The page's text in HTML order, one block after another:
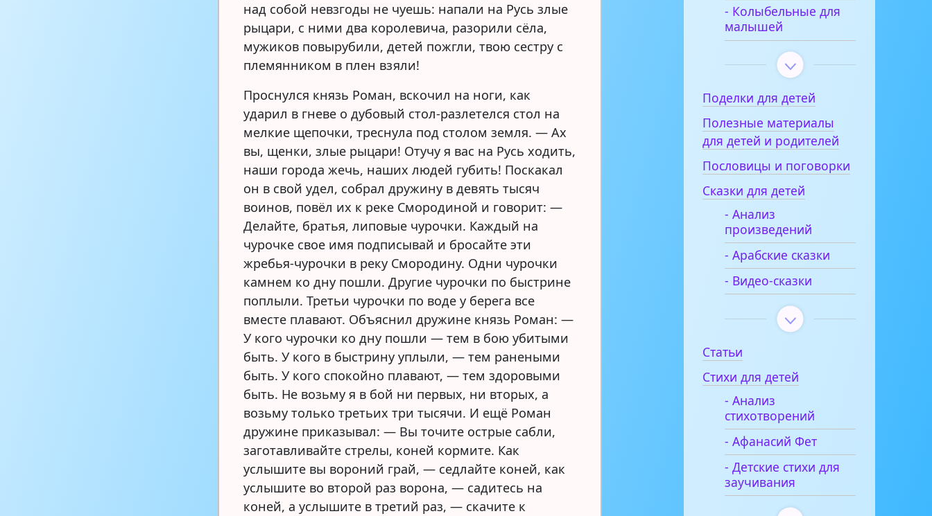
над собой невзгоды не чуешь: напали на Русь злые
рыцари, с ними два королевича, разорили сёла,
мужиков повырубили, детей пожгли, твою сестру с
племянником в плен взяли!
Проснулся князь Роман, вскочил на ноги, как
ударил в гневе о дубовый стол-разлетелся стол на
мелкие щепочки, треснула под столом земля. — Ах
вы, щенки, злые рыцари! Отучу я вас на Русь ходить,
наши города жечь, наших людей губить! Поскакал
он в свой удел, собрал дружину в девять тысяч
воинов, повёл их к реке Смородиной и говорит: —
Делайте, братья, липовые чурочки. Каждый на
чурочке свое имя подписывай и бросайте эти
жребья-чурочки в реку Смородину. Одни чурочки
камнем ко дну пошли. Другие чурочки по быстрине
поплыли. Третьи чурочки по воде у берега все
вместе плавают. Объяснил дружине князь Роман: —
У кого чурочки ко дну пошли — тем в бою убитыми
быть. У кого в быстрину уплыли, — тем ранеными
быть. У кого спокойно плавают, — тем здоровыми
быть. Не возьму я в бой ни первых, ни вторых, а
возьму только третьих три тысячи. И ещё Роман
дружине приказывал: — Вы точите острые сабли,
заготавливайте стрелы, коней кормите. Как
услышите вы вороний грай, — седлайте коней, как
услышите во второй раз ворона, — садитесь на
коней, а услышите в третий раз, — скачите к
- Колыбельные для
малышей
Поделки для детей
Полезные материалы
для детей и родителей
Пословицы и поговорки
Сказки для детей
- Анализ
произведений
- Арабские сказки
- Видео-сказки
Статьи
Стихи для детей
- Анализ
стихотворений
- Афанасий Фет
- Детские стихи для
заучивания